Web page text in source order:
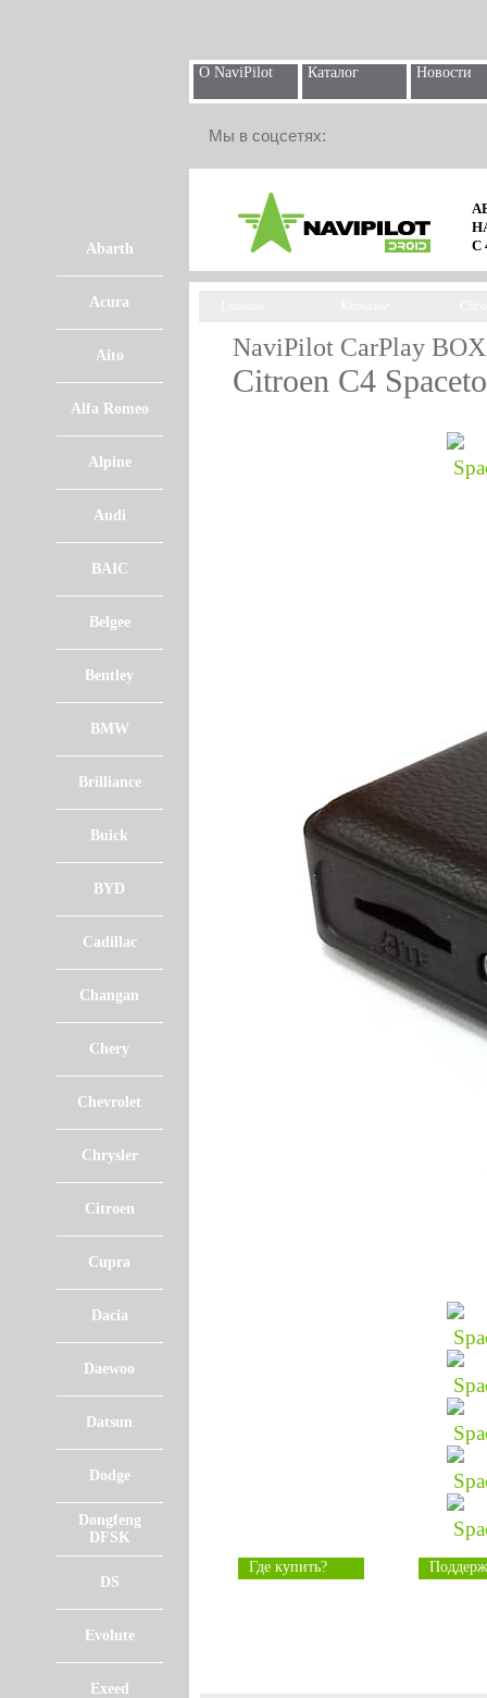
О NaviPilot Каталог Новости
Мы в соцсетях:
Abarth
Acura
Aito
Alfa Romeo
Alpine
Audi
BAIC
Belgee
Bentley
BMW
Brilliance
Buick
BYD
Cadillac
Changan
Chery
Chevrolet
Chrysler
Citroen
Cupra
Dacia
Daewoo
Datsun
Dodge
Dongfeng
DFSK
DS
Evolute
Exeed
С
NaviPilot CarPlay BOX
Citroen C4
Где купить?